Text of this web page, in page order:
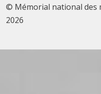
© Mémorial national des
2026